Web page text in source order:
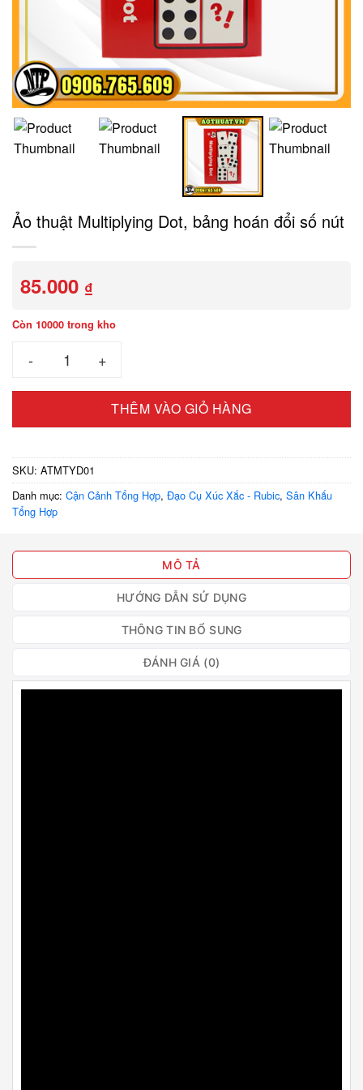
Ảo thuật Multiplying Dot, bảng hoán đổi số nút
85.000 ₫
Còn 10000 trong kho
THÊM VÀO GIỎ HÀNG
SKU: ATMTYD01
Danh mục: Cận Cảnh Tổng Hợp, Đạo Cụ Xúc Xắc - Rubic, Sân Khấu
Tổng Hợp
MÔ TẢ
HƯỚNG DẪN SỬ DỤNG
THÔNG TIN BỔ SUNG
ĐÁNH GIÁ (0)